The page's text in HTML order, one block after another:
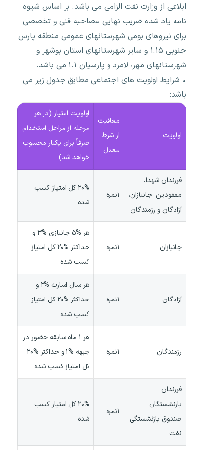
ابلاغی از وزارت نفت الزامی می باشد. بر اساس شیوه
نامه یاد شده ضریب نهایی مصاحبه فنی و تخصصی
برای نیروهای بومی شهرستانهای عمومی منطقه پارس
جنوبی ۱.۱۵ و سایر شهرستانهای استان بوشهر و
شهرستانهای مهر، لامرد و پارسیان ۱.۱ می باشد.
• شرایط اولویت های اجتماعی مطابق جدول زیر می
باشد:
اولویت
معافیت
از شرط
معدل
اولویت امتیاز (در هر
مرحله از مراحل استخدام
صرفاً برای یکبار محسوب
خواهد شد)
فرزندان شهدا،
مفقودین ،جانبازان،
آزادگان و رزمندگان
۱نمره
۲۰% کل امتیاز کسب
شده
جانبازان ۱نمره
هر %۵ جانبازی %۳ و
حداکثر %۲۰ کل امتیاز
کسب شده
آزادگان ۱نمره
هر سال اسارت %۲ و
حداکثر %۲۰ کل امتیاز
کسب شده
رزمندگان ۱نمره
هر ۱ ماه سابقه حضور در
جبهه %۱ و حداکثر %۲۰
کل امتیاز کسب شده
فرزندان
بازنشستگان
صندوق بازنشستگی
نفت
۱نمره
۲۰% کل امتیاز کسب
شده